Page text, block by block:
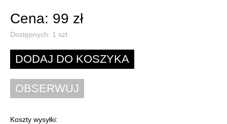
Cena: 99 zł
Dostępnych: 1 szt.
Koszty wysyłki: